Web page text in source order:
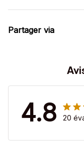
Partager via
4.8 20